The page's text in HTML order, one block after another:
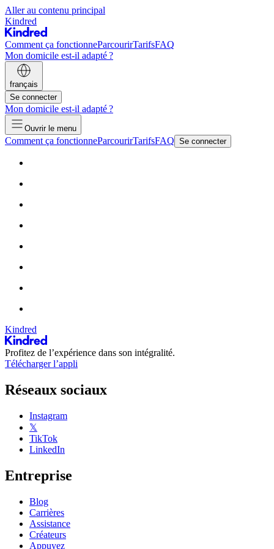
Aller au contenu principal
Kindred
Comment ça fonctionneParcourirTarifsFAQ
Mon domicile est-il adapté ?
français
Se connecter
Mon domicile est-il adapté ?
Ouvrir le menu
Comment ça fonctionneParcourirTarifsFAQ Se connecter
Kindred
Profitez de l’expérience dans son intégralité.
Télécharger l’appli
Réseaux sociaux
Instagram
𝕏
TikTok
LinkedIn
Entreprise
Blog
Carrières
Assistance
Créateurs
Appuyez